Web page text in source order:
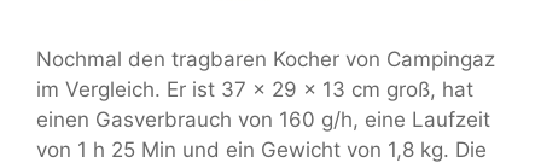
Nochmal den tragbaren Kocher von Campingaz
im Vergleich. Er ist 37 x 29 x 13 cm groß, hat
einen Gasverbrauch von 160 g/h, eine Laufzeit
von 1 h 25 Min und ein Gewicht von 1,8 kg. Die